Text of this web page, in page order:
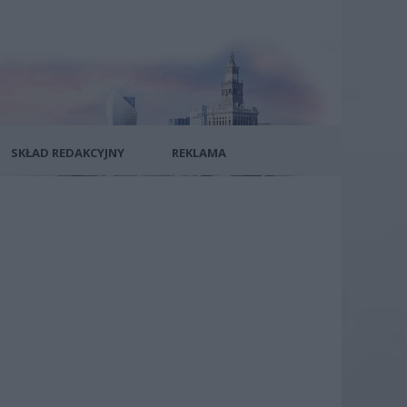
SKŁAD REDAKCYJNY REKLAMA